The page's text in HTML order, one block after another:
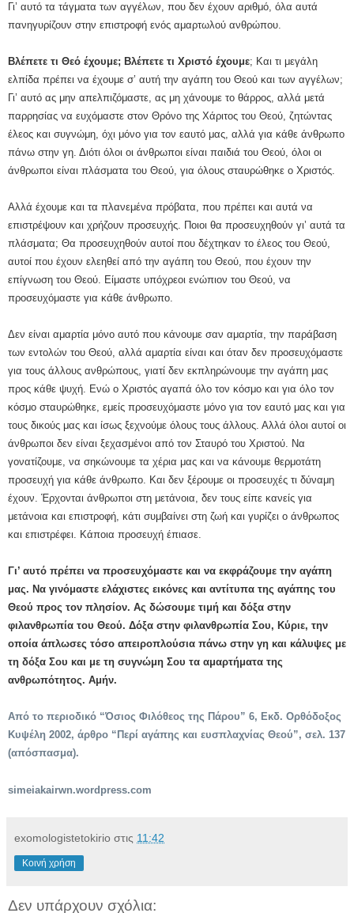
Γι’ αυτό τα τάγματα των αγγέλων, που δεν έχουν αριθμό, όλα αυτά
πανηγυρίζουν στην επιστροφή ενός αμαρτωλού ανθρώπου.
Βλέπετε τι Θεό έχουμε; Βλέπετε τι Χριστό έχουμε; Και τι μεγάλη
ελπίδα πρέπει να έχουμε σ’ αυτή την αγάπη του Θεού και των αγγέλων;
Γι’ αυτό ας μην απελπιζόμαστε, ας μη χάνουμε το θάρρος, αλλά μετά
παρρησίας να ευχόμαστε στον Θρόνο της Χάριτος του Θεού, ζητώντας
έλεος και συγνώμη, όχι μόνο για τον εαυτό μας, αλλά για κάθε άνθρωπο
πάνω στην γη. Διότι όλοι οι άνθρωποι είναι παιδιά του Θεού, όλοι οι
άνθρωποι είναι πλάσματα του Θεού, για όλους σταυρώθηκε ο Χριστός.
Αλλά έχουμε και τα πλανεμένα πρόβατα, που πρέπει και αυτά να
επιστρέψουν και χρήζουν προσευχής. Ποιοι θα προσευχηθούν γι’ αυτά τα
πλάσματα; Θα προσευχηθούν αυτοί που δέχτηκαν το έλεος του Θεού,
αυτοί που έχουν ελεηθεί από την αγάπη του Θεού, που έχουν την
επίγνωση του Θεού. Είμαστε υπόχρεοι ενώπιον του Θεού, να
προσευχόμαστε για κάθε άνθρωπο.
Δεν είναι αμαρτία μόνο αυτό που κάνουμε σαν αμαρτία, την παράβαση
των εντολών του Θεού, αλλά αμαρτία είναι και όταν δεν προσευχόμαστε
για τους άλλους ανθρώπους, γιατί δεν εκπληρώνουμε την αγάπη μας
προς κάθε ψυχή. Ενώ ο Χριστός αγαπά όλο τον κόσμο και για όλο τον
κόσμο σταυρώθηκε, εμείς προσευχόμαστε μόνο για τον εαυτό μας και για
τους δικούς μας και ίσως ξεχνούμε όλους τους άλλους. Αλλά όλοι αυτοί οι
άνθρωποι δεν είναι ξεχασμένοι από τον Σταυρό του Χριστού. Να
γονατίζουμε, να σηκώνουμε τα χέρια μας και να κάνουμε θερμοτάτη
προσευχή για κάθε άνθρωπο. Και δεν ξέρουμε οι προσευχές τι δύναμη
έχουν. Έρχονται άνθρωποι στη μετάνοια, δεν τους είπε κανείς για
μετάνοια και επιστροφή, κάτι συμβαίνει στη ζωή και γυρίζει ο άνθρωπος
και επιστρέφει. Κάποια προσευχή έπιασε.
Γι’ αυτό πρέπει να προσευχόμαστε και να εκφράζουμε την αγάπη
μας. Να γινόμαστε ελάχιστες εικόνες και αντίτυπα της αγάπης του
Θεού προς τον πλησίον. Ας δώσουμε τιμή και δόξα στην
φιλανθρωπία του Θεού. Δόξα στην φιλανθρωπία Σου, Κύριε, την
οποία άπλωσες τόσο απειροπλούσια πάνω στην γη και κάλυψες με
τη δόξα Σου και με τη συγνώμη Σου τα αμαρτήματα της
ανθρωπότητος. Αμήν.
Από το περιοδικό “Όσιος Φιλόθεος της Πάρου” 6, Εκδ. Ορθόδοξος
Κυψέλη 2002, άρθρο “Περί αγάπης και ευσπλαχνίας Θεού”, σελ. 137
(απόσπασμα).
simeiakairwn.wordpress.com
exomologistetokirio στις 11:42
Κοινή χρήση
Δεν υπάρχουν σχόλια: